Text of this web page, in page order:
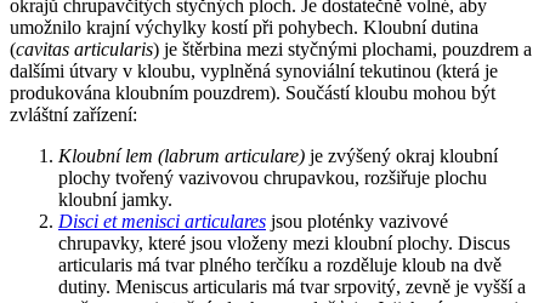
okrajů chrupavčitých styčných ploch. Je dostatečně volné, aby
umožnilo krajní výchylky kostí při pohybech. Kloubní dutina
(cavitas articularis) je štěrbina mezi styčnými plochami, pouzdrem a
dalšími útvary v kloubu, vyplněná synoviální tekutinou (která je
produkována kloubním pouzdrem). Součástí kloubu mohou být
zvláštní zařízení:
Kloubní lem (labrum articulare) je zvýšený okraj kloubní
plochy tvořený vazivovou chrupavkou, rozšiřuje plochu
kloubní jamky.
Disci et menisci articulares jsou ploténky vazivové
chrupavky, které jsou vloženy mezi kloubní plochy. Discus
articularis má tvar plného terčíku a rozděluje kloub na dvě
dutiny. Meniscus articularis má tvar srpovitý, zevně je vyšší a